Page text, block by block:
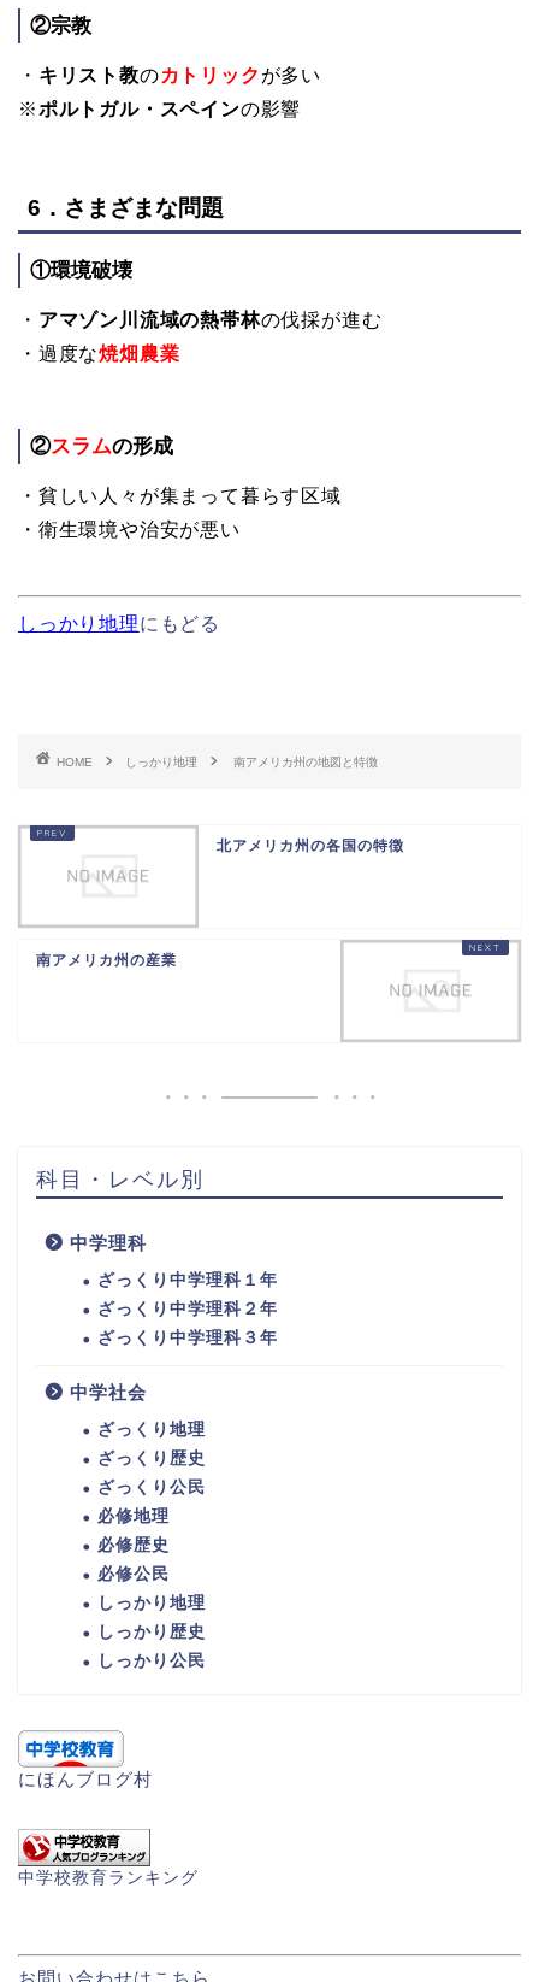
②宗教
・ キリスト教のカトリック が多い
※ポルトガル・スペインの影響
6．さまざまな問題
①環境破壊
・ アマゾン川流域の熱帯林の伐採が進む
・過度な焼畑農業
②スラムの形成
・貧しい人々が集まって暮らす区域
・衛生環境や治安が悪い
しっかり地理にもどる
HOME しっかり地理 南アメリカ州の地図と特徴
北アメリカ州の各国の特徴
南アメリカ州の産業
科目・レベル別
中学理科
ざっくり中学理科１年
ざっくり中学理科２年
ざっくり中学理科３年
中学社会
ざっくり地理
ざっくり歴史
ざっくり公民
必修地理
必修歴史
必修公民
しっかり地理
しっかり歴史
しっかり公民
にほんブログ村
中学校教育ランキング
お問い合わせはこちら